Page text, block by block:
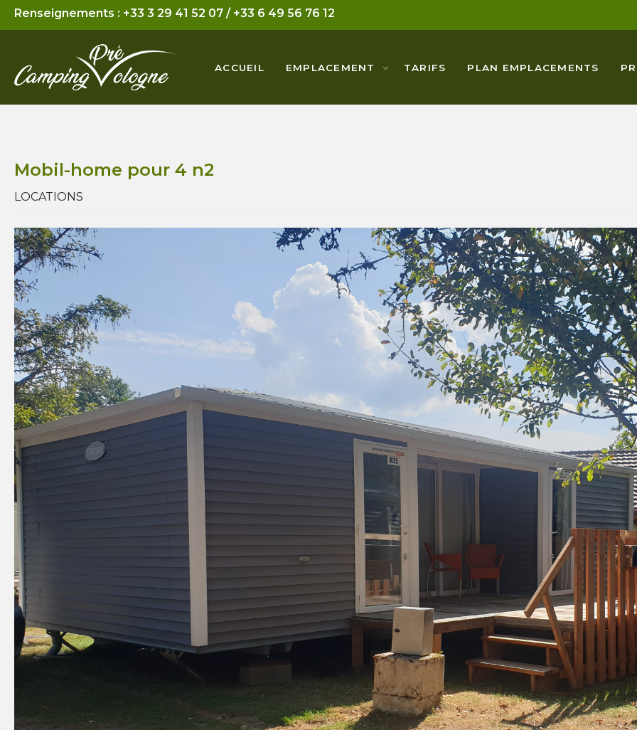
Renseignements : +33 3 29 41 52 07 / +33 6 49 56 76 12
ACCUEIL EMPLACEMENT TARIFS PLAN EMPLACEMENTS
Mobil-home pour 4 n2
LOCATIONS
Mobil-Home
Emplacement
Tarifs Massages
Tarifs Sophrologie